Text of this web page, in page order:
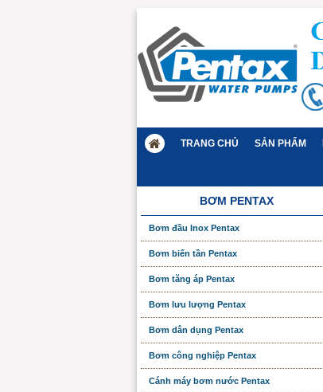
TRANG CHỦ SẢN PHẨM
BƠM PENTAX
Bơm đầu Inox Pentax
Bơm biến tần Pentax
Bơm tăng áp Pentax
Bơm lưu lượng Pentax
Bơm dân dụng Pentax
Bơm công nghiệp Pentax
Cánh máy bơm nước Pentax